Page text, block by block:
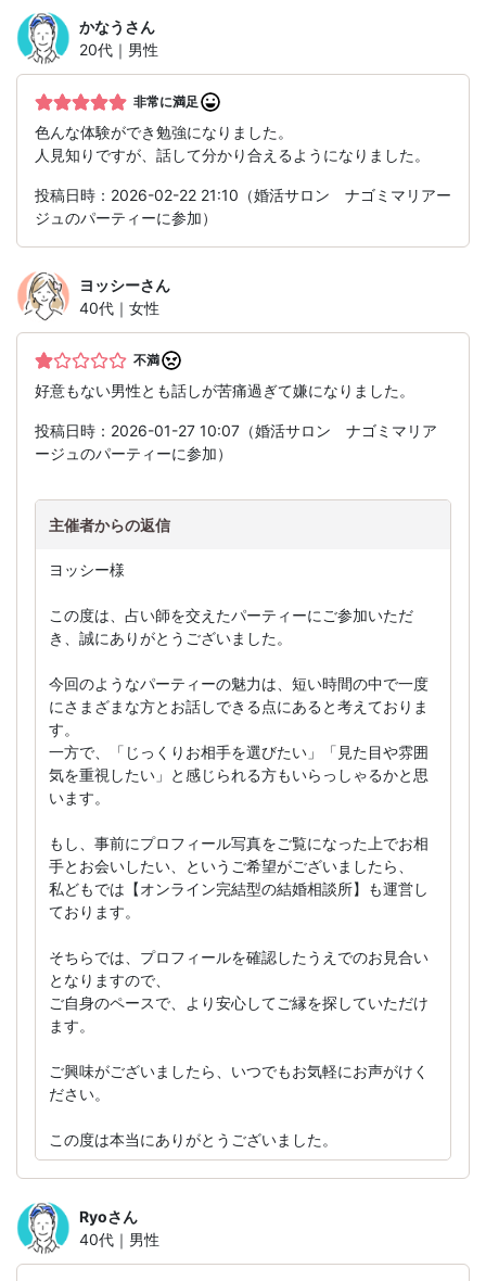
かなう さん
20代｜男性
非常に満足
色んな体験ができ勉強になりました。
人見知りですが、話して分かり合えるようになりました。
投稿日時：2026-02-22 21:10（婚活サロン ナゴミマリアー
ジュのパーティーに参加）
ヨッシーさん
40代｜女性
不満
好意もない男性とも話しが苦痛過ぎて嫌になりました。
投稿日時：2026-01-27 10:07（婚活サロン ナゴミマリア
ージュのパーティーに参加）
主催者からの返信
ヨッシー様
この度は、占い師を交えたパーティーにご参加いただ
き、誠にありがとうございました。
今回のようなパーティーの魅力は、短い時間の中で一度
にさまざまな方とお話しできる点にあると考えておりま
す。
一方で、「じっくりお相手を選びたい」「見た目や雰囲
気を重視したい」と感じられる方もいらっしゃるかと思
います。
もし、事前にプロフィール写真をご覧になった上でお相
手とお会いしたい、というご希望がございましたら、
私どもでは【オンライン完結型の結婚相談所】も運営し
ております。
そちらでは、プロフィールを確認したうえでのお見合い
となりますので、
ご自身のペースで、より安心してご縁を探していただけ
ます。
ご興味がございましたら、いつでもお気軽にお声がけく
ださい。
この度は本当にありがとうございました。
Ryoさん
40代｜男性